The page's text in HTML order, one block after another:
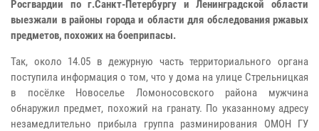
Росгвардии по г.Санкт-Петербургу и Ленинградской области
выезжали в районы города и области для обследования ржавых
предметов, похожих на боеприпасы.
Так, около 14.05 в дежурную часть территориального органа
поступила информация о том, что у дома на улице Стрельницкая
в посёлке Новоселье Ломоносовского района мужчина
обнаружил предмет, похожий на гранату. По указанному адресу
незамедлительно прибыла группа разминирования ОМОН ГУ